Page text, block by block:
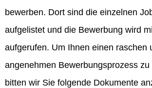
bewerben. Dort sind die einzelnen
aufgelistet und die Bewerbung wird
aufgerufen. Um Ihnen einen raschen
angenehmen Bewerbungsprozess zu
bitten wir Sie folgende Dokumente